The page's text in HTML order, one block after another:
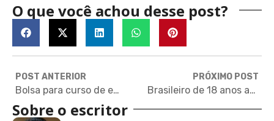
O que você achou desse post?
POST ANTERIOR
Bolsa para curso de empreendedorismo focado em água e saneamento
PRÓXIMO POST
Brasileiro de 18 anos apresentará projeto em feira internacional de ciências
Sobre o escritor